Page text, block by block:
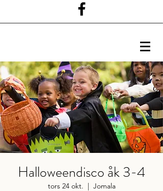
Halloweendisco åk 3-4
tors 24 okt.
  |
Jomala